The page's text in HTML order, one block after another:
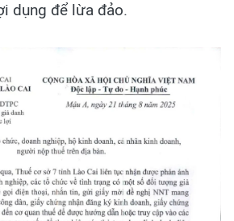
dụng để lừa đảo.